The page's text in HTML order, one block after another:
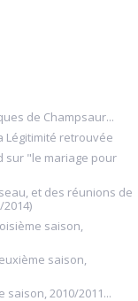
de Champsaur...
Légitimité retrouvée
sur "le mariage pour
et des réunions de
saison,
saison,
saison, 2010/2011...